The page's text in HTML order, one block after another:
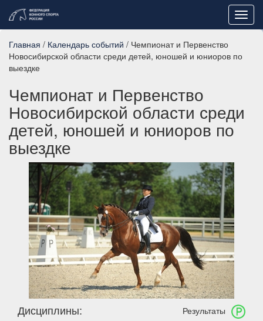
Главная / Календарь событий / Чемпионат и Первенство
Новосибирской области среди детей, юношей и юниоров по
выездке
Чемпионат и Первенство
Новосибирской области среди
детей, юношей и юниоров по
выездке
Результаты
Дисциплины: